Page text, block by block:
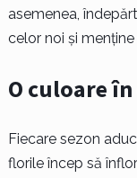
asemenea,
celor noi și
O culoare
Fiecare sezon
florile încep să